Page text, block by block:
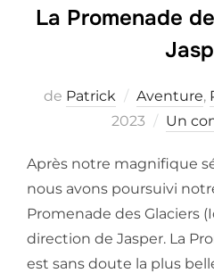
La Promenade
de Patrick Aventure,
2023
Un
Après notre magnifique
nous avons poursuivi
Promenade des Glaciers
direction de Jasper. La
est sans doute la plus